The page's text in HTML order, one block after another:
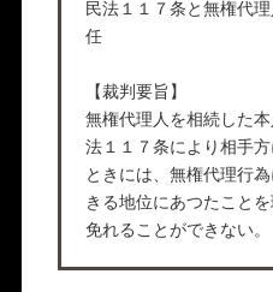
民法１１７条と無権代
任
【裁判要旨】
無権代理人を相続した
法１１７条により相手
ときには、無権代理行
きる地位にあつたこと
免れることができない。